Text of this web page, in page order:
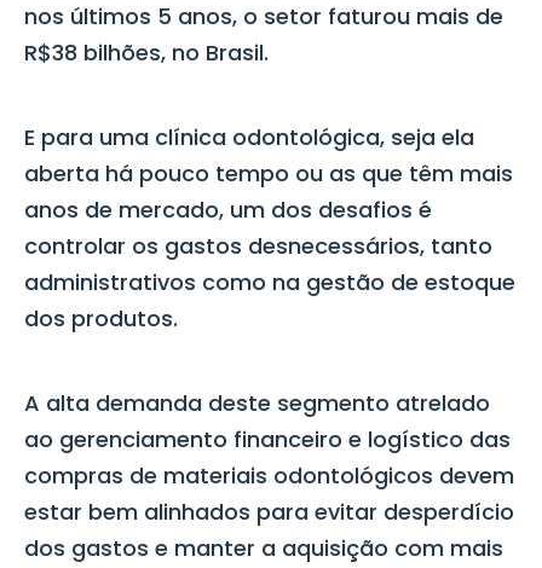
nos últimos 5 anos, o setor faturou mais de
R$38 bilhões, no Brasil.
E para uma clínica odontológica, seja ela
aberta há pouco tempo ou as que têm mais
anos de mercado, um dos desafios é
controlar os gastos desnecessários, tanto
administrativos como na gestão de estoque
dos produtos.
A alta demanda deste segmento atrelado
ao gerenciamento financeiro e logístico das
compras de materiais odontológicos devem
estar bem alinhados para evitar desperdício
dos gastos e manter a aquisição com mais